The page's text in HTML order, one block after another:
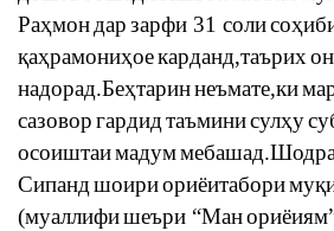
Раҳмондар зарфи 31 солисоҳ
қаҳрамониҳоекарданд,таърих
надорад.Беҳтариннеъмате,ки
сазоворгардидтаъминисулҳу
осоиштаимадуммебашад.
Сипандшоириориёитаборимуқ
(муаллифишеъри “Манориёиям